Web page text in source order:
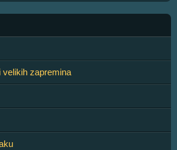
velikih zapremina